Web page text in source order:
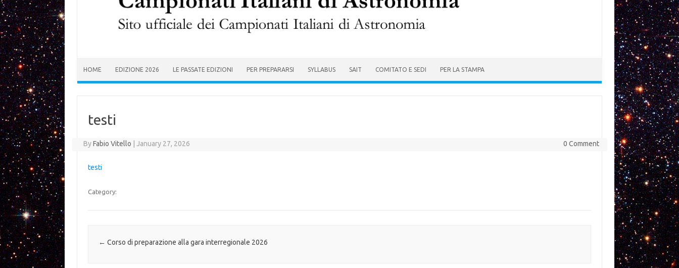
HOME EDIZIONE 2026 LE PASSATE EDIZIONI PER PREPARARSI SYLLABUS SAIT COMITATO E SEDI PER LA STAMPA
testi
ByFabio Vitello | January 27, 2026 0 Comment
testi
Category:
Post navigation
← Corso di preparazione alla gara interregionale 2026